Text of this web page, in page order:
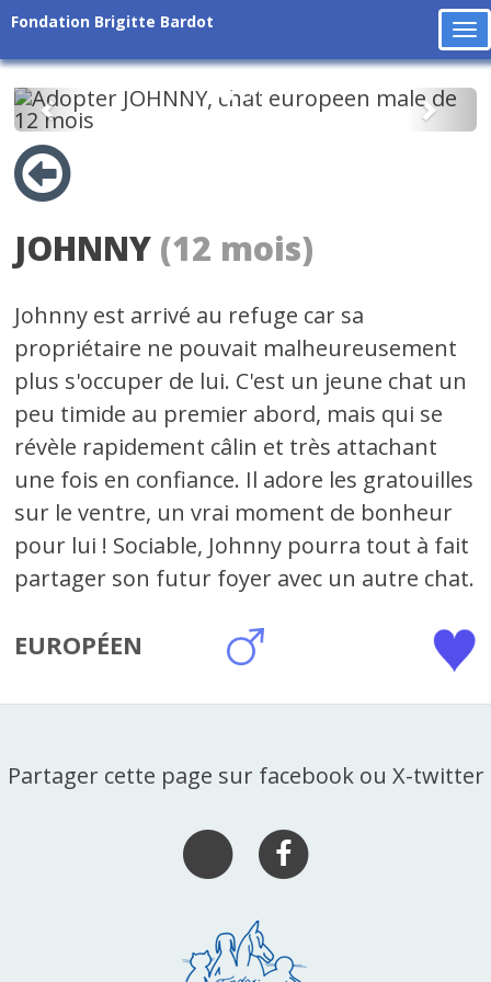
Fondation Brigitte Bardot
Précédent
JOHNNY (12 mois)
Johnny est arrivé au refuge car sa
propriétaire ne pouvait malheureusement
plus s'occuper de lui. C'est un jeune chat un
peu timide au premier abord, mais qui se
révèle rapidement câlin et très attachant
une fois en confiance. Il adore les gratouilles
sur le ventre, un vrai moment de bonheur
pour lui ! Sociable, Johnny pourra tout à fait
partager son futur foyer avec un autre chat.
EUROPÉEN
Partager cette page sur facebook ou X-twitter